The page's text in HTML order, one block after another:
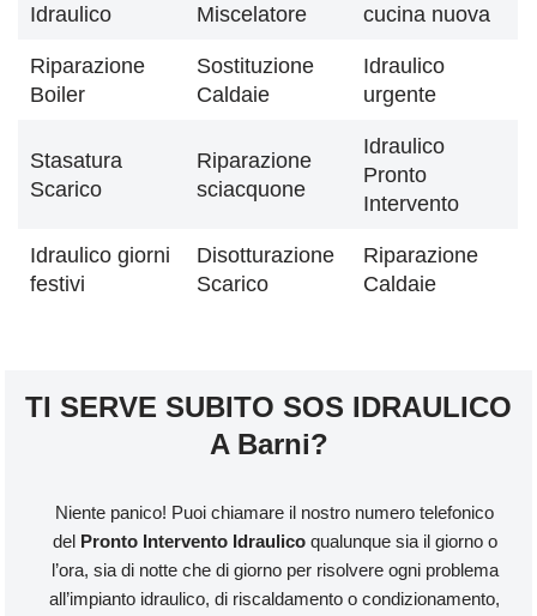
Idraulico
Miscelatore
cucina nuova
Riparazione
Boiler
Sostituzione
Caldaie
Idraulico
urgente
Stasatura
Scarico
Riparazione
sciacquone
Idraulico
Pronto
Intervento
Idraulico giorni
festivi
Disotturazione
Scarico
Riparazione
Caldaie
TI SERVE SUBITO SOS IDRAULICO
A Barni?
Niente panico! Puoi chiamare il nostro numero telefonico
del Pronto Intervento Idraulicoqualunque sia il giorno o
l’ora, sia di notte che di giorno per risolvere ogni problema
all’impianto idraulico, di riscaldamento o condizionamento,